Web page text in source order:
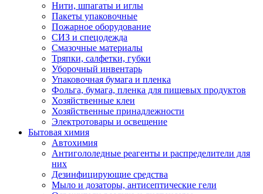
Нити, шпагаты и иглы
Пакеты упаковочные
Пожарное оборудование
СИЗ и спецодежда
Смазочные материалы
Тряпки, салфетки, губки
Уборочный инвентарь
Упаковочная бумага и пленка
Фольга, бумага, пленка для пищевых продуктов
Хозяйственные клеи
Хозяйственные принадлежности
Электротовары и освещение
Бытовая химия
Автохимия
Антигололедные реагенты и распределители для
них
Дезинфицирующие средства
Мыло и дозаторы, антисептические гели